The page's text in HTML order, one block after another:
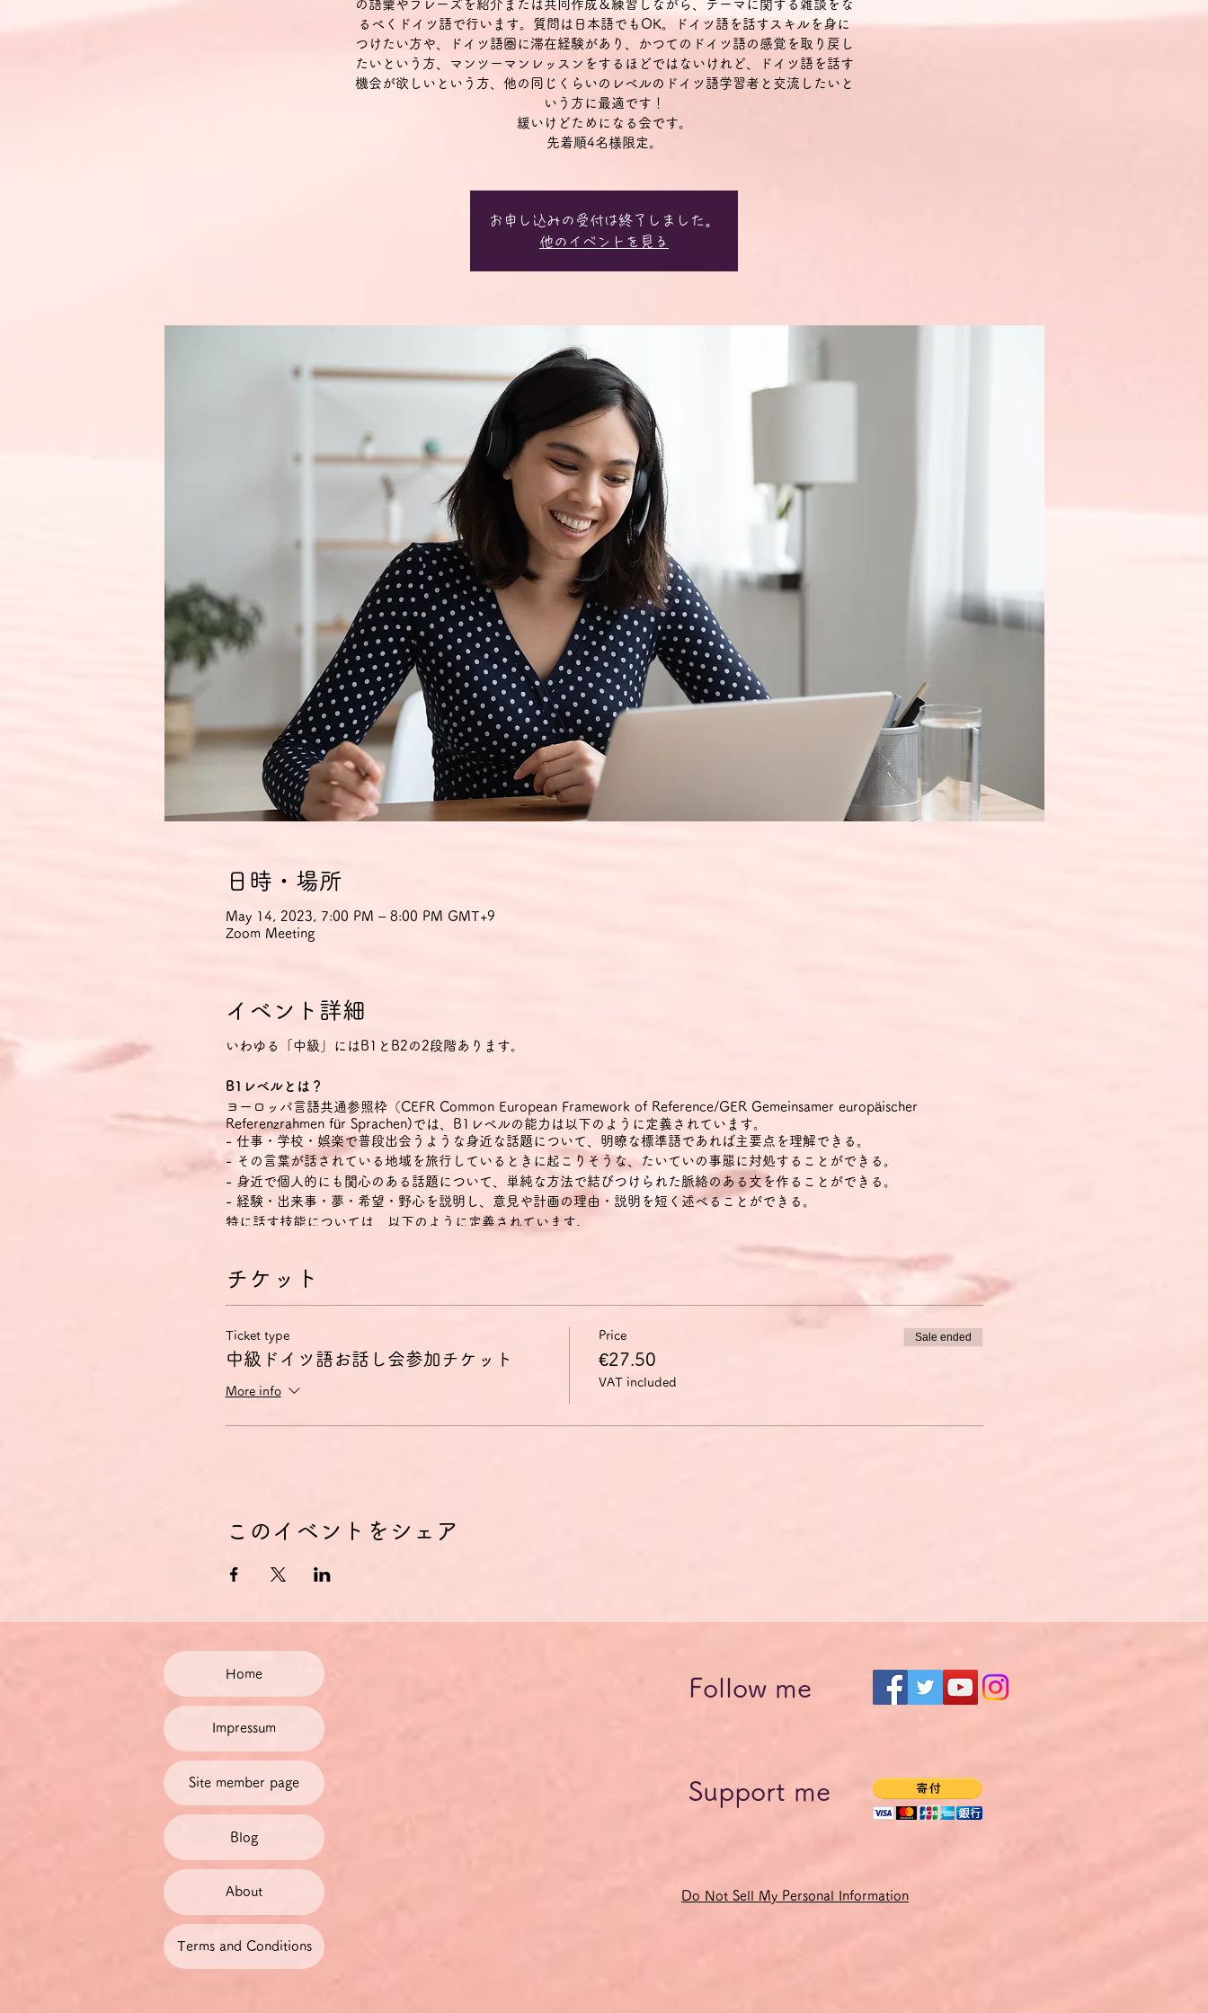
の語彙やフレーズを紹介または共同作成＆練習しながら、テーマに関する雑談をな
るべくドイツ語で行います。質問は日本語でもOK。ドイツ語を話すスキルを身に
つけたい方や、ドイツ語圏に滞在経験があり、かつてのドイツ語の感覚を取り戻し
たいという方、マンツーマンレッスンをするほどではないけれど、ドイツ語を話す
機会が欲しいという方、他の同じくらいのレベルのドイツ語学習者と交流したいと
いう方に最適です！
緩いけどためになる会です。
先着順4名様限定。
お申し込みの受付は終了しました。
他のイベントを見る
日時・場所
May 14, 2023, 7:00 PM – 8:00 PM GMT+9
Zoom Meeting
イベント詳細
いわゆる「中級」にはB1とB2の2段階あります。
B1レベルとは？
ヨーロッパ言語共通参照枠（CEFR Common European Framework of Reference/GER Gemeinsamer europäischer
Referenzrahmen für Sprachen)では、B1レベルの能力は以下のように定義されています。
- 仕事・学校・娯楽で普段出会うような身近な話題について、明瞭な標準語であれば主要点を理解できる。
- その言葉が話されている地域を旅行しているときに起こりそうな、たいていの事態に対処することができる。
- 身近で個人的にも関心のある話題について、単純な方法で結びつけられた脈絡のある文を作ることができる。
- 経験・出来事・夢・希望・野心を説明し、意見や計画の理由・説明を短く述べることができる。
特に話す技能については、以下のように定義されています。
2) 簡単で脈絡のある文で経験・出来事・夢・希望・野心を説明することができる。
B2レベルとは？
ヨーロッパ言語共通参照枠（CEFR Common European Framework of Reference/GER Gemeinsamer europäischer
Referenzrahmen für Sprachen)では、B2レベルの能力は以下のように定義されています。
2) なじみのある状況において、議論に積極的に参加し、自分の見解の論拠を述べ、反論できる。
4) さまざまな選択肢について長所や短所を示しながら現在の問題についての視点を説明できる。
その際、参加者それぞれのレベルの違いも考慮されます。
使用言語は原則的にドイツ語のみですが、発言したい内容のドイツ語単語や表現がどうしても分からず、簡単な言いかえもで
きない場合は、日本語で発言しても構いません。その場合、他の参加者または教師が相当するドイツ語単語や表現を提案しま
すので、その提案を取り入れてドイツ語で発言し直すようにします。
自由な発話の流れを阻害しないようにするため、発音・イントネーションの改善点や文法の間違いは目立ったところだけ指摘
するにとどめます。
お話し会で紹介・共同作成・練習したドイツ語の語彙やフレーズ・チャンクは、会の終了後に参加者全員にPDFファイルとし
料金について
チケット料金には、チケット手数料およびドイツの付加価値税19％が含まれています。
ドイツに拠点を置く当社では、クレジットカード決済の受付がシステムの制約上、ユーロでしかできないため、価格をユーロ
で設定しております。ご利用になっているクレジットカード会社がお客様の口座から引き落としする時点での円・ユーロ為替
レートによって円での金額が変動しますので、予めご了承ください。
１ユーロはおおよそ137～147円の間で推移します。
チケット
Ticket type
中級ドイツ語お話し会参加チケット
More info
Price
€27.50
VAT included
Sale ended
このイベントをシェア
Home
Impressum
Site member page
Blog
About
Terms and Conditions
Follow me
Support me
Do Not Sell My Personal Information